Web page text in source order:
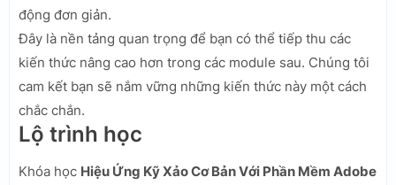
động đơn giản.
Đây là nền tảng quan trọng để bạn có thể tiếp thu các
kiến thức nâng cao hơn trong các module sau. Chúng tôi
cam kết bạn sẽ nắm vững những kiến thức này một cách
chắc chắn.
Lộ trình học
Khóa học Hiệu Ứng Kỹ Xảo Cơ Bản Với Phần Mềm Adobe